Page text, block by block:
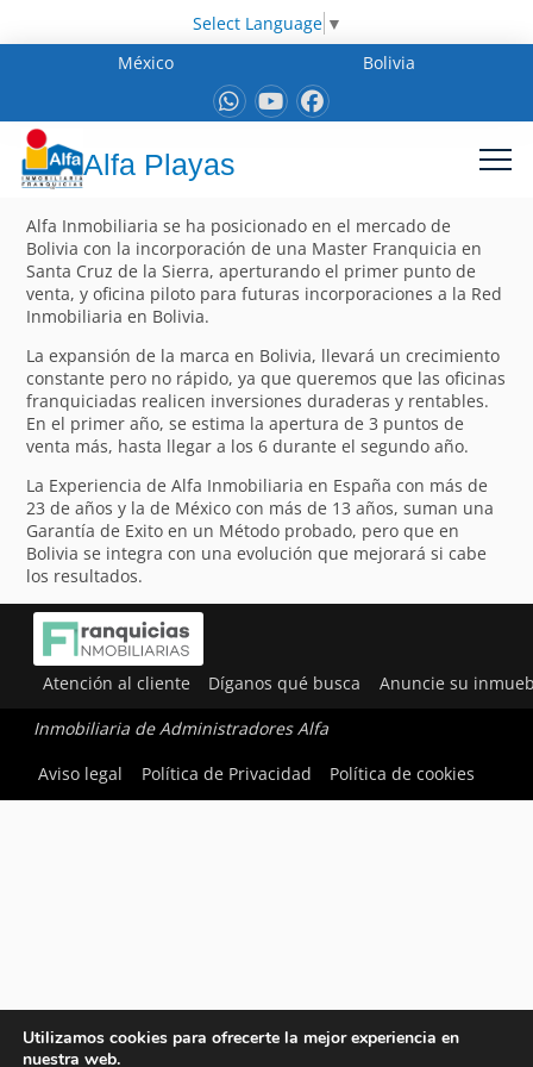
Select Language ▼
México
Bolivia
Alfa Playas
Alfa Inmobiliaria se ha posicionado en el mercado de
Bolivia con la incorporación de una Master Franquicia en
Santa Cruz de la Sierra, aperturando el primer punto de
venta, y oficina piloto para futuras incorporaciones a la Red
Inmobiliaria en Bolivia.
La expansión de la marca en Bolivia, llevará un crecimiento
constante pero no rápido, ya que queremos que las oficinas
franquiciadas realicen inversiones duraderas y rentables.
En el primer año, se estima la apertura de 3 puntos de
venta más, hasta llegar a los 6 durante el segundo año.
La Experiencia de Alfa Inmobiliaria en España con más de
23 de años y la de México con más de 13 años, suman una
Garantía de Exito en un Método probado, pero que en
Bolivia se integra con una evolución que mejorará si cabe
los resultados.
Atención al cliente Díganos qué busca Anuncie su
Inmobiliaria de Administradores Alfa
Aviso legal
Política de Privacidad Política de cookies
Utilizamos cookies para ofrecerte la mejor experiencia en
nuestra web.